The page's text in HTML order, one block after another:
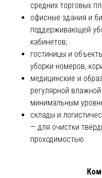
средних торговых
офисные здания и
поддерживающей
кабинетов;
гостиницы и
уборки номеров,
медицинские и
регулярной
минимальным
склады и
— для очистки
проходимостью.